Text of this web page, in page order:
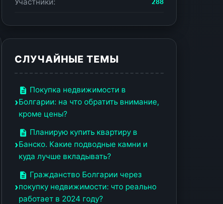
СЛУЧАЙНЫЕ ТЕМЫ
Покупка недвижимости в
Болгарии: на что обратить внимание,
кроме цены?
Планирую купить квартиру в
Банско. Какие подводные камни и
куда лучше вкладывать?
Гражданство Болгарии через
покупку недвижимости: что реально
работает в 2024 году?